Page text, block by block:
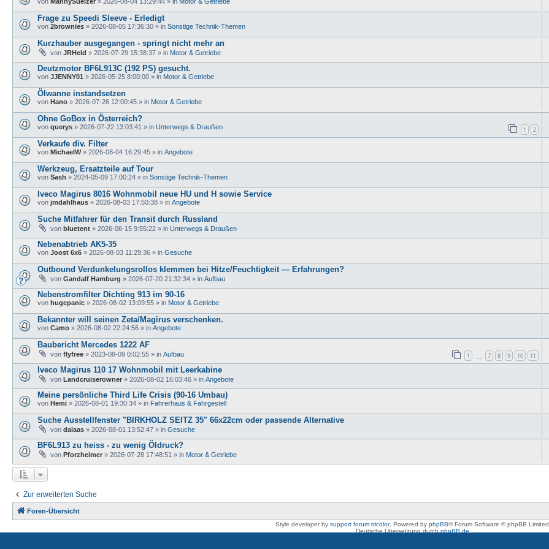
Frage zu Speedi Sleeve - Erledigt
von 2brownies » 2026-08-05 17:36:30 » in Sonstige Technik-Themen
Kurzhauber ausgegangen - springt nicht mehr an
von JRHeld » 2026-07-29 15:38:37 » in Motor & Getriebe
Deutzmotor BF6L913C (192 PS) gesucht.
von JJENNY01 » 2026-05-25 8:00:00 » in Motor & Getriebe
Ölwanne instandsetzen
von Hano » 2026-07-26 12:00:45 » in Motor & Getriebe
Ohne GoBox in Österreich?
von querys » 2026-07-22 13:03:41 » in Unterwegs & Draußen 1 2
Verkaufe div. Filter
von MichaelW» 2026-08-04 16:29:45 » in Angebote
Werkzeug, Ersatzteile auf Tour
von Sash » 2024-05-09 17:00:24 » in Sonstige Technik-Themen
Iveco Magirus 8016 Wohnmobil neue HU und H sowie Service
von jmdahlhaus » 2026-08-03 17:50:38 » in Angebote
Suche Mitfahrer für den Transit durch Russland
von bluetent » 2026-06-15 9:55:22 » in Unterwegs & Draußen
Nebenabtrieb AK5-35
von Joost 6x6 » 2026-08-03 11:29:36 » in Gesuche
Outbound Verdunkelungsrollos klemmen bei Hitze/Feuchtigkeit — Erfahrungen?
von Gandalf Hamburg » 2026-07-20 21:32:34 » in Aufbau
Nebenstromfilter Dichting 913 im 90-16
von hugepanic » 2026-08-02 13:09:55 » in Motor & Getriebe
Bekannter will seinen Zeta/Magirus verschenken.
von Camo » 2026-08-02 22:24:56 » in Angebote
Baubericht Mercedes 1222 AF
von flyfree » 2023-08-09 0:02:55 » in Aufbau 1 7 8 9 10 11
Iveco Magirus 110 17 Wohnmobil mit Leerkabine
von Landcruiserowner » 2026-08-02 16:03:46 » in Angebote
Meine persönliche Third Life Crisis (90-16 Umbau)
von Hemi » 2026-08-01 19:30:34 » in Fahrerhaus & Fahrgestell
Suche Ausstellfenster "BIRKHOLZ SEITZ 35" 66x22cm oder passende Alternative
von dalaas » 2026-08-01 13:52:47 » in Gesuche
BF6L913 zu heiss - zu wenig Öldruck?
von Pforzheimer » 2026-07-28 17:48:51 » in Motor & Getriebe
Zur erweiterten Suche
Foren-Übersicht
Style developer by support forum tricolor, Powered by phpBB® Forum Software © phpBB Limited
Deutsche Übersetzung durch phpBB.de